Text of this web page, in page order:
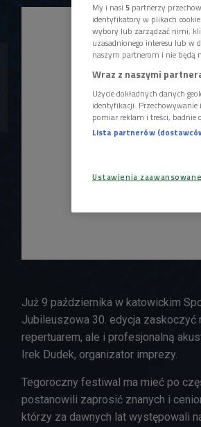
Już 9 października w katowickim
Jubileuszowa 30. edycja
repertuarem, ale i profesjonalną
Irek Dudek, organizator imprezy.
Tegoroczny festiwal ma mieć po
postanowili zaprosić znanych i
którzy za dawnych lat występowali
My i nasi 5 partnerzy
identyfikatory w plikach
wybory lub zarządzać nimi,
uzasadnionego interesu lub
naszym partnerom i nie będą
Wraz z naszymi
Użycie dokładnych danych
identyfikacji.
pomiar reklam i treści, badnie
Lista partnerów
Ustawienia zaawansowane